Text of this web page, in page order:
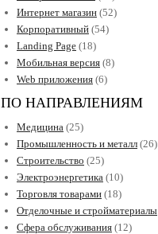
Интернет магазин (52)
Корпоративный (54)
Landing Page (18)
Мобильная версия (8)
Web приложения (6)
ПО НАПРАВЛЕНИЯМ
Медицина (25)
Промышленность и металл (26)
Строительство (25)
Электроэнергетика (10)
Торговля товарами (18)
Отделочные и стройматериалы
Сфера обслуживания (12)